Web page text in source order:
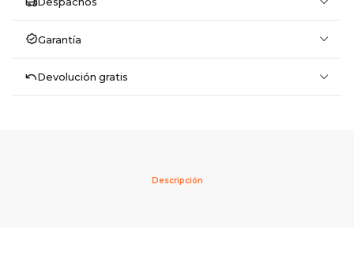
Garantía
Devolución gratis
Descripción